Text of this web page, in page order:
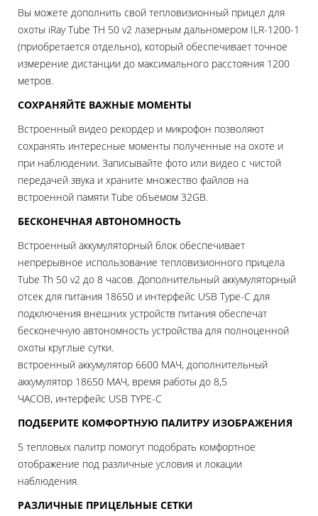
Вы можете дополнить свой тепловизионный прицел для
охоты iRay Tube TH 50 v2 лазерным дальномером ILR-1200-1
(приобретается отдельно), который обеспечивает точное
измерение дистанции до максимального расстояния 1200
метров.
СОХРАНЯЙТЕ ВАЖНЫЕ МОМЕНТЫ
Встроенный видео рекордер и микрофон позволяют
сохранять интересные моменты полученные на охоте и
при наблюдении. Записывайте фото или видео с чистой
передачей звука и храните множество файлов на
встроенной памяти Tube объемом 32GB.
БЕСКОНЕЧНАЯ АВТОНОМНОСТЬ
Встроенный аккумуляторный блок обеспечивает
непрерывное использование тепловизионного прицела
Tube Th 50 v2 до 8 часов. Дополнительный аккумуляторный
отсек для питания 18650 и интерфейс USB Type-C для
подключения внешних устройств питания обеспечат
бесконечную автономность устройства для полноценной
охоты круглые сутки.
встроенный аккумулятор 6600 МАЧ, дополнительный
аккумулятор 18650 МАЧ, время работы до 8,5
ЧАСОВ, интерфейс USB TYPE-C
ПОДБЕРИТЕ КОМФОРТНУЮ ПАЛИТРУ ИЗОБРАЖЕНИЯ
5 тепловых палитр помогут подобрать комфортное
отображение под различные условия и локации
наблюдения.
РАЗЛИЧНЫЕ ПРИЦЕЛЬНЫЕ СЕТКИ